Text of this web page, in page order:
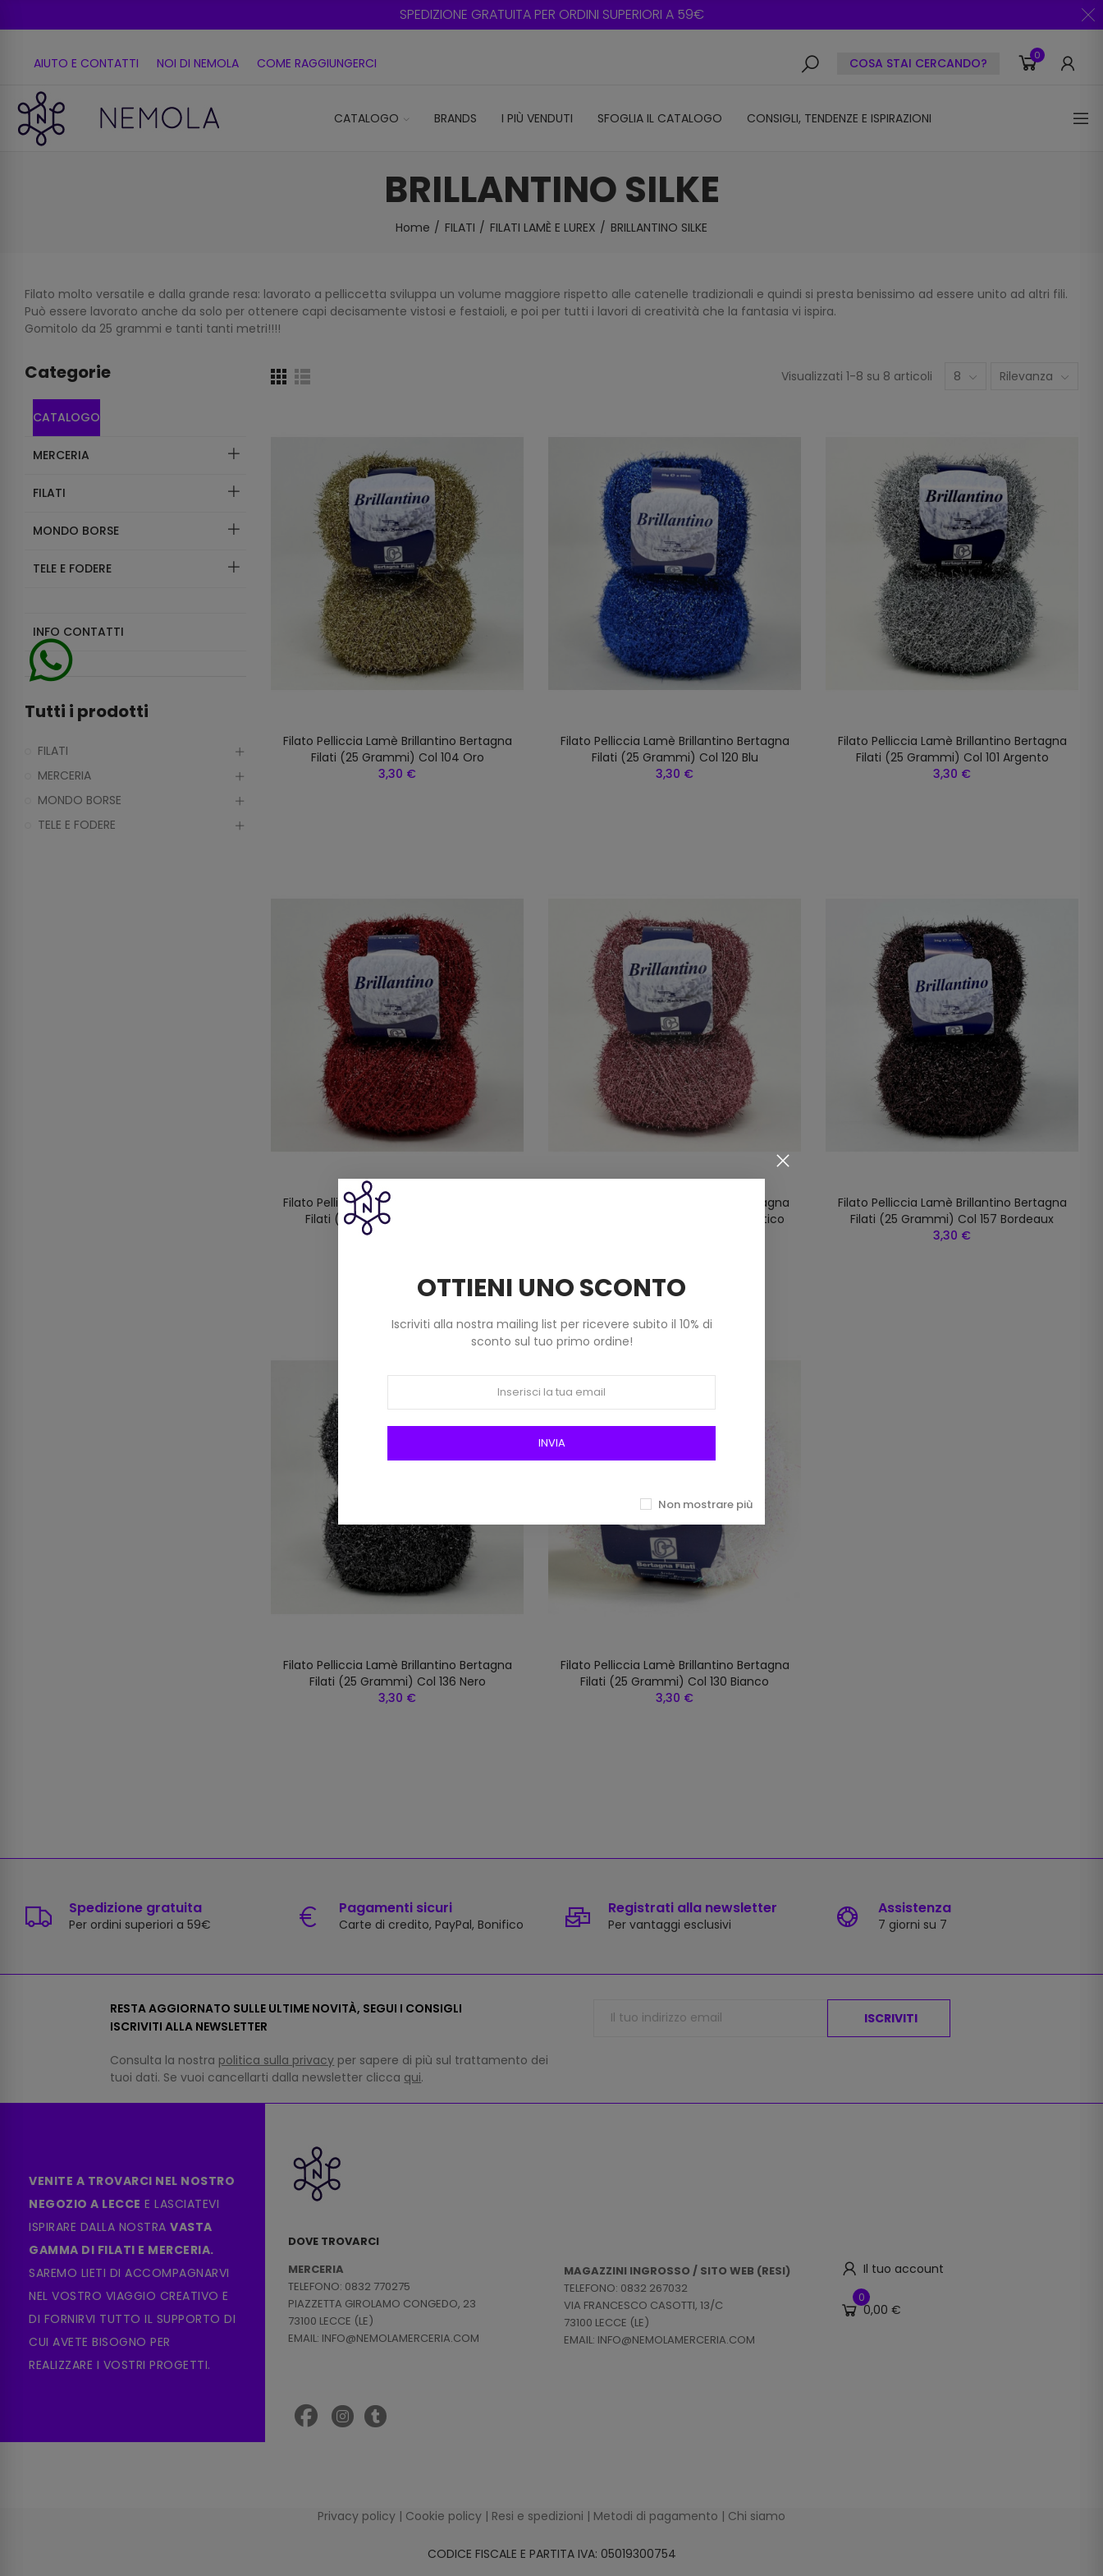
SPEDIZIONE GRATUITA PER ORDINI SUPERIORI A 59€
AIUTO E CONTATTI NOI DI NEMOLA COME RAGGIUNGERCI COSA STAI CERCANDO? 0
CATALOGO BRANDS I PIÙ VENDUTI SFOGLIA IL CATALOGO CONSIGLI, TENDENZE E ISPIRAZIONI
BRILLANTINO SILKE
Home FILATI FILATI LAMÈ E LUREX BRILLANTINO SILKE
Filato molto versatile e dalla grande resa: lavorato a pelliccetta sviluppa un volume maggiore rispetto alle catenelle tradizionali e quindi si presta benissimo ad essere unito ad altri fili.
Può essere lavorato anche da solo per ottenere capi decisamente vistosi e festaioli, e poi per tutti i lavori di creatività che la fantasia vi ispira.
Gomitolo da 25 grammi e tanti tanti metri!!!!
Visualizzati 1-8 su 8 articoli 8 Rilevanza
Filato Pelliccia Lamè Brillantino Bertagna
Filati (25 Grammi) Col 104 Oro
3,30 €
Filato Pelliccia Lamè Brillantino Bertagna
Filati (25 Grammi) Col 120 Blu
3,30 €
Filato Pelliccia Lamè Brillantino Bertagna
Filati (25 Grammi) Col 101 Argento
3,30 €
Filato Pelliccia Lamè Brillantino Bertagna
Filati (25 Grammi) Col 107 Rosso
Filato Pelliccia Lamè Brillantino Bertagna
Filati (25 Grammi) Col 146 Rosa Antico
Filato Pelliccia Lamè Brillantino Bertagna
Filati (25 Grammi) Col 157 Bordeaux
3,30 €
Filato Pelliccia Lamè Brillantino Bertagna
Filati (25 Grammi) Col 136 Nero
3,30 €
Filato Pelliccia Lamè Brillantino Bertagna
Filati (25 Grammi) Col 130 Bianco
3,30 €
Categorie
CATALOGO
MERCERIA
FILATI
MONDO BORSE
TELE E FODERE
INFO CONTATTI
Tutti i prodotti
FILATI
MERCERIA
MONDO BORSE
TELE E FODERE
Spedizione gratuita
Per ordini superiori a 59€
Pagamenti sicuri
Carte di credito, PayPal, Bonifico
Registrati alla newsletter
Per vantaggi esclusivi
Assistenza
7 giorni su 7
RESTA AGGIORNATO SULLE ULTIME NOVITÀ, SEGUI I CONSIGLI
ISCRIVITI ALLA NEWSLETTER
Consulta la nostra politica sulla privacy per sapere di più sul trattamento dei
tuoi dati. Se vuoi cancellarti dalla newsletter clicca qui.
ISCRIVITI
VENITE A TROVARCI NEL NOSTRO
NEGOZIO A LECCE E LASCIATEVI
ISPIRARE DALLA NOSTRA VASTA
GAMMA DI FILATI E MERCERIA.
SAREMO LIETI DI ACCOMPAGNARVI
NEL VOSTRO VIAGGIO CREATIVO E
DI FORNIRVI TUTTO IL SUPPORTO DI
CUI AVETE BISOGNO PER
REALIZZARE I VOSTRI PROGETTI.
DOVE TROVARCI
MERCERIA
TELEFONO: 0832 770275
PIAZZETTA GIROLAMO CONGEDO, 23
73100 LECCE (LE)
EMAIL: INFO@NEMOLAMERCERIA.COM
MAGAZZINI INGROSSO / SITO WEB (RESI)
TELEFONO: 0832 267032
VIA FRANCESCO CASOTTI, 13/C
73100 LECCE (LE)
EMAIL: INFO@NEMOLAMERCERIA.COM
Il tuo account
0
0,00 €
Privacy policy | Cookie policy | Resi e spedizioni | Metodi di pagamento | Chi siamo
CODICE FISCALE E PARTITA IVA: 05019300754
OTTIENI UNO SCONTO
Iscriviti alla nostra mailing list per ricevere subito il 10% di
sconto sul tuo primo ordine!
INVIA
Non mostrare più